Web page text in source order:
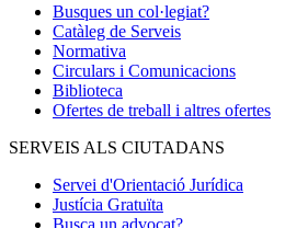
Busques un col·legiat?
Catàleg de Serveis
Normativa
Circulars i Comunicacions
Biblioteca
Ofertes de treball i altres ofertes
SERVEIS ALS CIUTADANS
Servei d'Orientació Jurídica
Justícia Gratuïta
Busca un advocat?